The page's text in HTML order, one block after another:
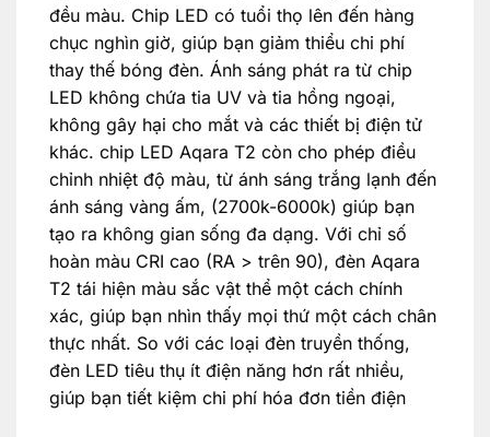
đều màu. Chip LED có tuổi thọ lên đến hàng
chục nghìn giờ, giúp bạn giảm thiểu chi phí
thay thế bóng đèn. Ánh sáng phát ra từ chip
LED không chứa tia UV và tia hồng ngoại,
không gây hại cho mắt và các thiết bị điện tử
khác. chip LED Aqara T2 còn cho phép điều
chỉnh nhiệt độ màu, từ ánh sáng trắng lạnh đến
ánh sáng vàng ấm, (2700k-6000k) giúp bạn
tạo ra không gian sống đa dạng. Với chỉ số
hoàn màu CRI cao (RA > trên 90), đèn Aqara
T2 tái hiện màu sắc vật thể một cách chính
xác, giúp bạn nhìn thấy mọi thứ một cách chân
thực nhất. So với các loại đèn truyền thống,
đèn LED tiêu thụ ít điện năng hơn rất nhiều,
giúp bạn tiết kiệm chi phí hóa đơn tiền điện